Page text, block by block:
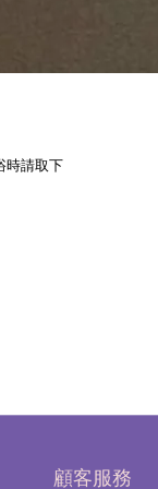
時請取下
顧客服務